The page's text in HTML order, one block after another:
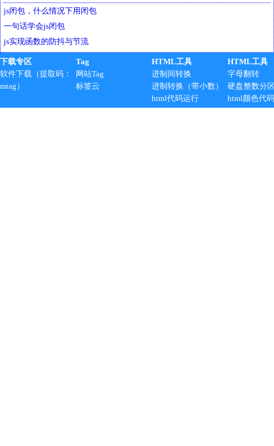
js闭包，什么情况下用闭包
一句话学会js闭包
js实现函数的防抖与节流
下载专区
软件下载（提取码：
mtag）
Tag
网站Tag
标签云
HTML工具
进制间转换
进制转换（带小数）
html代码运行
HTML工具
字母翻转
硬盘整数分
html颜色代码